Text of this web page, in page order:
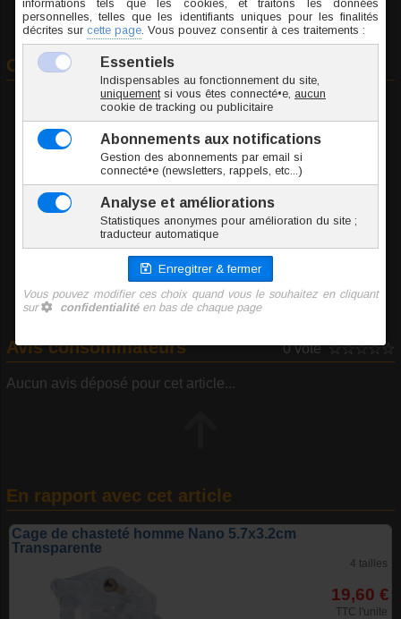
Commander
Diamètre
FCCU084-46
146 g
18.60 €
Ajouter au panier
Avis consommateurs 0 vote
Aucun avis déposé pour cet article...
En rapport avec cet article
Cage de chasteté homme Nano 5.7x3.2cm
Transparente
4 tailles
19,60 €
TTC l'unite